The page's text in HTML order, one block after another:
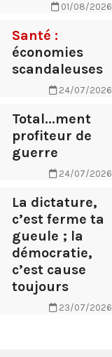
01/08/2026
Santé :
économies
scandaleuses
24/07/2026
Total...ment
profiteur de
guerre
24/07/2026
La dictature,
c’est ferme ta
gueule ; la
démocratie,
c’est cause
toujours
23/07/2026